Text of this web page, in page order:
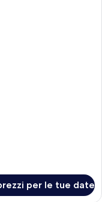
per le tue date